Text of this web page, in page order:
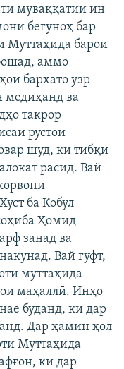
муваққатии ин
бегуноҳ бар
Муттаҳида барои
аммо
бархато узр
медиҳанд ва
такрор
рустои
шуд, ки тибқи
расид. Вай
ба Кобул
Ҳомид
занад ва
Вай гуфт,
муттаҳида
маҳаллӣ. Инҳо
буданд, ки дар
Дар ҳамин ҳол
Муттаҳида
ки дар